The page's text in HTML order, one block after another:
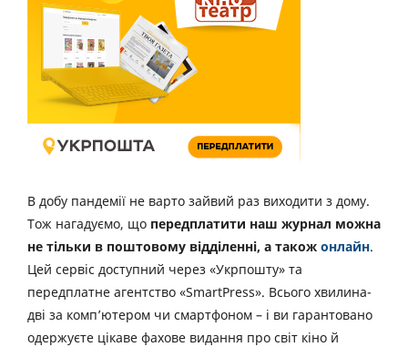
В добу пандемії не варто зайвий раз виходити з дому.
Тож нагадуємо, що передплатити наш журнал можна
не тільки в поштовому відділенні, а також онлайн.
Цей сервіс доступний через «Укрпошту» та
передплатне агентство «SmartPress». Всього хвилина-
дві за комп’ютером чи смартфоном – і ви гарантовано
одержуєте цікаве фахове видання про світ кіно й